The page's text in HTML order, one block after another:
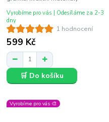
1 hodnocení
599 Kč
Vyrobíme pro vás | Odesíláme za 2-3
dny
🛒 Do košíku
Vyrobíme pro vás 🎨